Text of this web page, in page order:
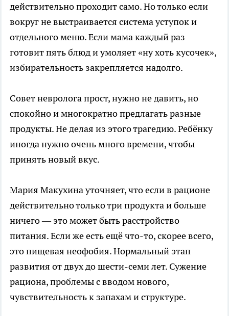
действительно проходит само. Но только если
вокруг не выстраивается система уступок и
отдельного меню. Если мама каждый раз
готовит пять блюд и умоляет «ну хоть кусочек»,
избирательность закрепляется надолго.
Совет невролога прост, нужно не давить, но
спокойно и многократно предлагать разные
продукты. Не делая из этого трагедию. Ребёнку
иногда нужно очень много времени, чтобы
принять новый вкус.
Мария Макухина уточняет, что если в рационе
действительно только три продукта и больше
ничего — это может быть расстройство
питания. Если же есть ещё что-то, скорее всего,
это пищевая неофобия. Нормальный этап
развития от двух до шести-семи лет. Сужение
рациона, проблемы с вводом нового,
чувствительность к запахам и структуре.